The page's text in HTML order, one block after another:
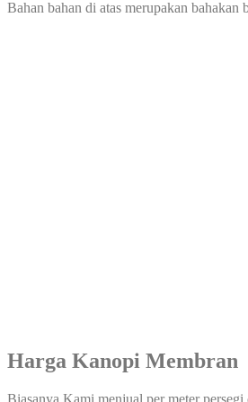
Bahan bahan di atas merupakan
Harga Kanopi Membran